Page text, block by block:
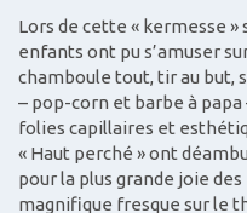
Lors de cette « kermesse »
enfants ont pu s’amuser
chamboule tout, tir au but,
– pop-corn et barbe à papa
folies capillaires et
« Haut perché » ont
pour la plus grande joie
magnifique fresque sur le